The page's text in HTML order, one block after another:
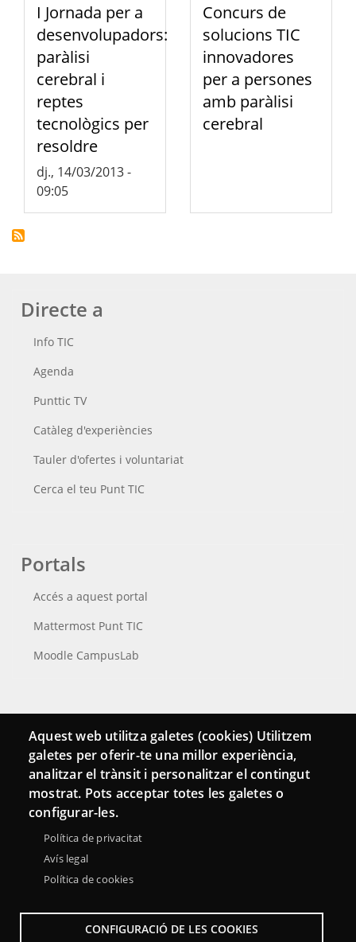
I Jornada per a
desenvolupadors:
paràlisi
cerebral i
reptes
tecnològics per
resoldre
dj., 14/03/2013 -
09:05
Concurs de
solucions TIC
innovadores
per a persones
amb paràlisi
cerebral
Directe a
Info TIC
Agenda
Punttic TV
Catàleg d'experiències
Tauler d'ofertes i voluntariat
Cerca el teu Punt TIC
Portals
Accés a aquest portal
Mattermost Punt TIC
Moodle CampusLab
Connecta
Bustia de contacte
Butlletins
Aquest web utilitza galetes (cookies) Utilitzem
galetes per oferir-te una millor experiència,
analitzar el trànsit i personalitzar el contingut
mostrat. Pots acceptar totes les galetes o
configurar-les.
Política de privacitat
Avís legal
Política de cookies
CONFIGURACIÓ DE LES COOKIES